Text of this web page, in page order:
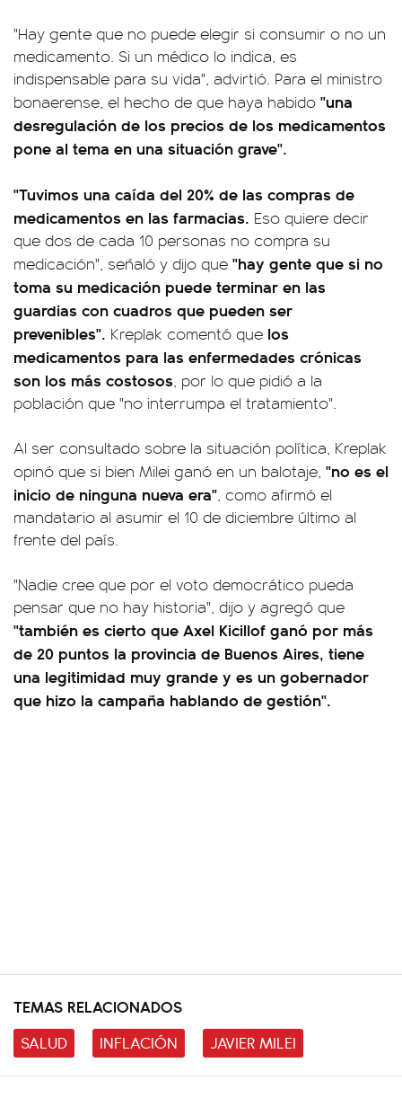
"Hay gente que no puede elegir si consumir o no un
medicamento. Si un médico lo indica, es
indispensable para su vida", advirtió. Para el ministro
bonaerense, el hecho de que haya habido "una
desregulación de los precios de los medicamentos
pone al tema en una situación grave".
"Tuvimos una caída del 20% de las compras de
medicamentos en las farmacias. Eso quiere decir
que dos de cada 10 personas no compra su
medicación", señaló y dijo que "hay gente que si no
toma su medicación puede terminar en las
guardias con cuadros que pueden ser
prevenibles". Kreplak comentó que los
medicamentos para las enfermedades crónicas
son los más costosos, por lo que pidió a la
población que "no interrumpa el tratamiento".
Al ser consultado sobre la situación política, Kreplak
opinó que si bien Milei ganó en un balotaje, "no es el
inicio de ninguna nueva era", como afirmó el
mandatario al asumir el 10 de diciembre último al
frente del país.
"Nadie cree que por el voto democrático pueda
pensar que no hay historia", dijo y agregó que
"también es cierto que Axel Kicillof ganó por más
de 20 puntos la provincia de Buenos Aires, tiene
una legitimidad muy grande y es un gobernador
que hizo la campaña hablando de gestión".
TEMAS RELACIONADOS
SALUD
INFLACIÓN JAVIER MILEI